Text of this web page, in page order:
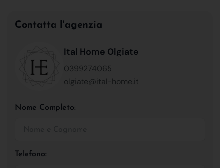
Contatta l'agenzia
Ital Home Olgiate
0399274065
olgiate@ital-home.it
Nome Completo:
Telefono: